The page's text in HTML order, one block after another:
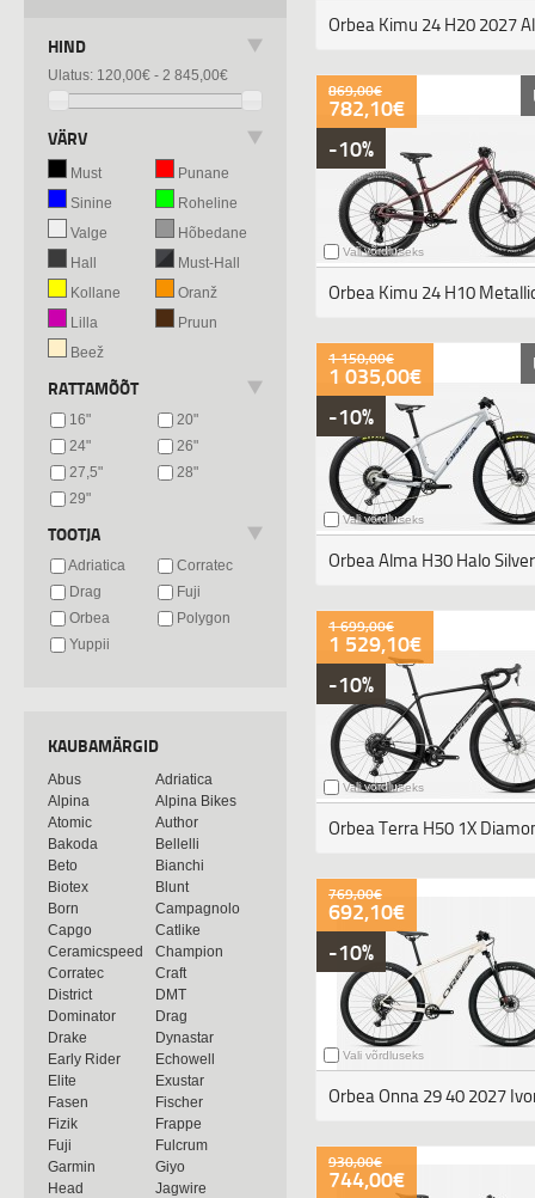
HIND
Ulatus: 120,00€ - 2 845,00€
VÄRV
Must
Punane
Sinine
Roheline
Valge
Hõbedane
Hall
Must-Hall
Kollane
Oranž
Lilla
Pruun
Beež
RATTAMÕÕT
16"
20"
24"
26"
27,5"
28"
29"
TOOTJA
Adriatica
Corratec
Drag
Fuji
Orbea
Polygon
Yuppii
KAUBAMÄRGID
Abus
Adriatica
Alpina
Alpina Bikes
Atomic
Author
Bakoda
Bellelli
Beto
Bianchi
Biotex
Blunt
Born
Campagnolo
Capgo
Catlike
Ceramicspeed
Champion
Corratec
Craft
District
DMT
Dominator
Drag
Drake
Dynastar
Early Rider
Echowell
Elite
Exustar
Fasen
Fischer
Fizik
Frappe
Fuji
Fulcrum
Garmin
Giyo
Head
Jagwire
869,00€
782,10€
-10%
Vali võrdluseks
1 150,00€
1 035,00€
-10%
Vali võrdluseks
Orbea Alma H30 Halo
1 699,00€
1 529,10€
-10%
Vali võrdluseks
769,00€
692,10€
-10%
Vali võrdluseks
Orbea Onna 29 40 2027
930,00€
744,00€